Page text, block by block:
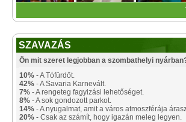
SZAVAZÁS
Ön mit szeret legjobban a szombathelyi
10% - A Tófürdőt.
42% - A Savaria Karnevált.
7% - A rengeteg fagyizási lehetőséget.
8% - A sok gondozott parkot.
14% - A nyugalmat, amit a város atmoszférája
20% - Csak az számít, hogy igazán meleg legyen.